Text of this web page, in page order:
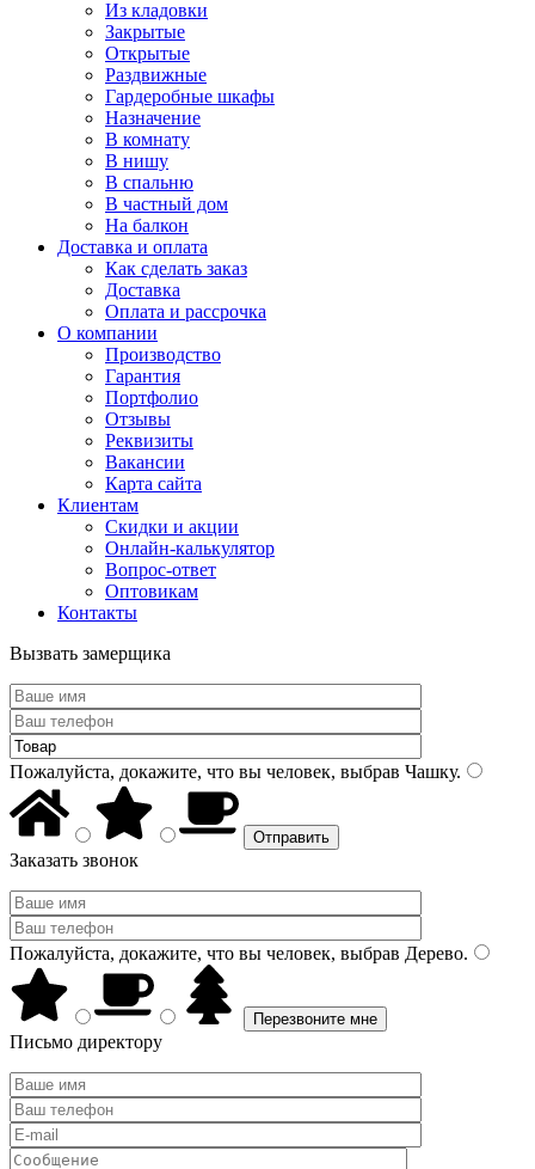
Из кладовки
Закрытые
Открытые
Раздвижные
Гардеробные шкафы
Назначение
В комнату
В нишу
В спальню
В частный дом
На балкон
Доставка и оплата
Как сделать заказ
Доставка
Оплата и рассрочка
О компании
Производство
Гарантия
Портфолио
Отзывы
Реквизиты
Вакансии
Карта сайта
Клиентам
Скидки и акции
Онлайн-калькулятор
Вопрос-ответ
Оптовикам
Контакты
Вызвать замерщика
Пожалуйста, докажите, что вы человек, выбрав Чашку.
Заказать звонок
Пожалуйста, докажите, что вы человек, выбрав Дерево.
Письмо директору